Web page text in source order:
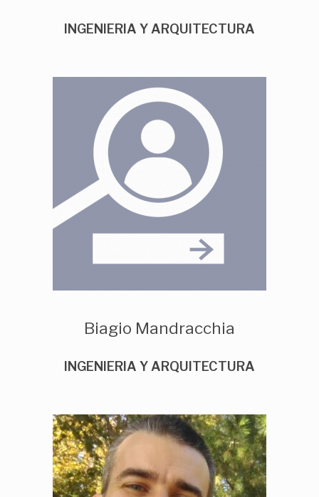
INGENIERIA Y ARQUITECTURA
Biagio Mandracchia
INGENIERIA Y ARQUITECTURA